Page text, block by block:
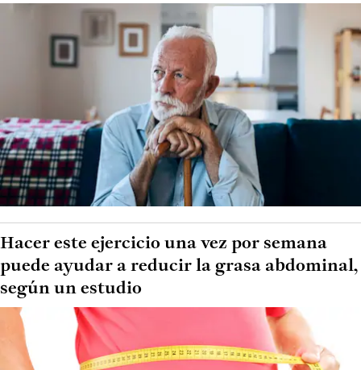
Hacer este ejercicio una vez por semana
puede ayudar a reducir la grasa abdominal,
según un estudio